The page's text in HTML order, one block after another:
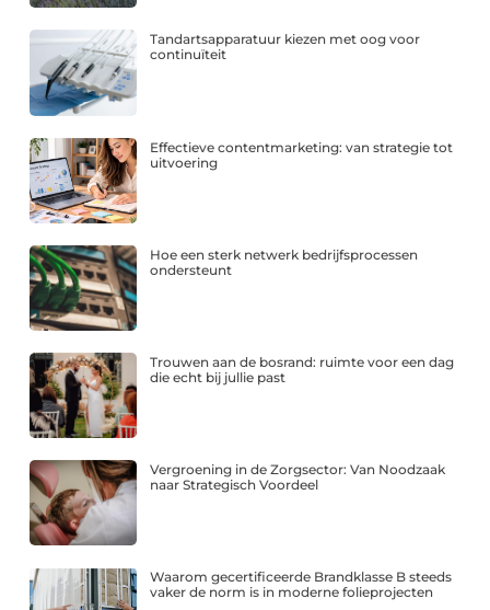
Tandartsapparatuur kiezen met oog voor
continuïteit
Effectieve contentmarketing: van strategie tot
uitvoering
Hoe een sterk netwerk bedrijfsprocessen
ondersteunt
Trouwen aan de bosrand: ruimte voor een dag
die echt bij jullie past
Vergroening in de Zorgsector: Van Noodzaak
naar Strategisch Voordeel
Waarom gecertificeerde Brandklasse B steeds
vaker de norm is in moderne folieprojecten